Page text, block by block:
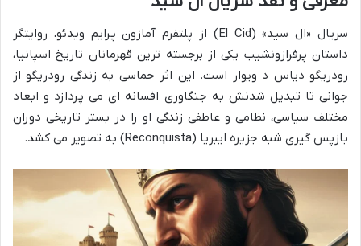
سریال «ال سید» (El Cid) از پلتفرم آمازون پرایم ویدئو، روایتگر
داستان پرفرازونشیب یکی از برجسته ترین قهرمانان تاریخ اسپانیا،
رودریگو دیاس د ویوار است. این اثر حماسی به زندگی رودریگو از
جوانی تا تبدیل شدنش به جنگاوری افسانه ای می پردازد و ابعاد
مختلف سیاسی، نظامی و عاطفی زندگی او را در بستر تاریخی دوران
بازپس گیری شبه جزیره ایبریا (Reconquista) به تصویر می کشد.